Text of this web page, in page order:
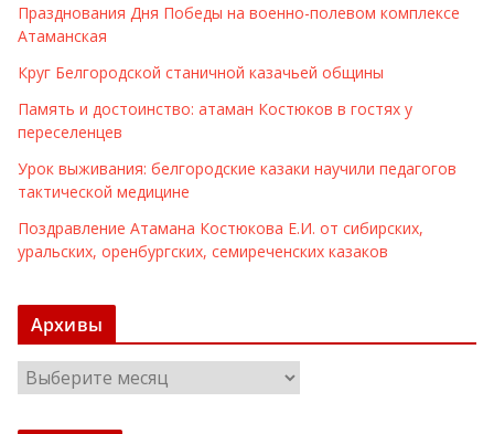
Празднования Дня Победы на военно-полевом комплексе
Атаманская
Круг Белгородской станичной казачьей общины
Память и достоинство: атаман Костюков в гостях у
переселенцев
Урок выживания: белгородские казаки научили педагогов
тактической медицине
Поздравление Атамана Костюкова Е.И. от сибирских,
уральских, оренбургских, семиреченских казаков
Архивы
р
х